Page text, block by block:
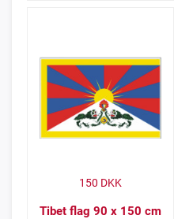
Tibet flag 90 x 150 cm
150 DKK